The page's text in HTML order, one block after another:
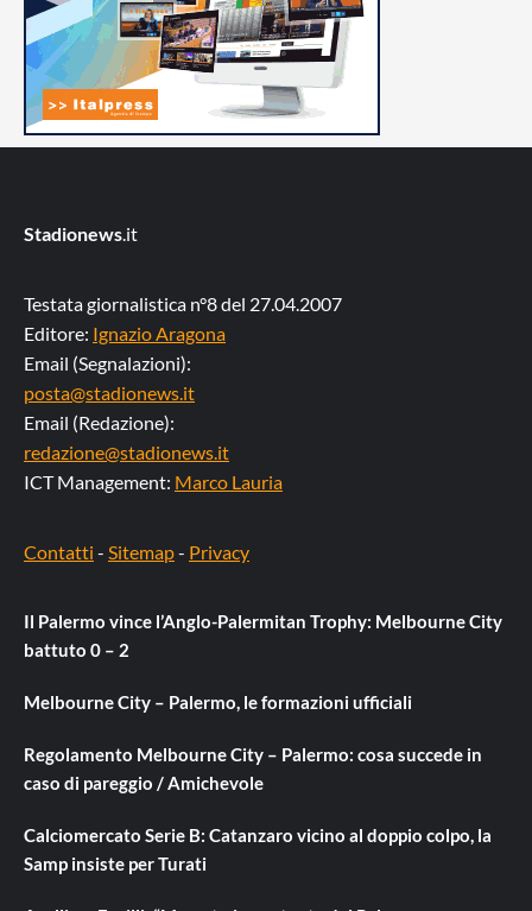
Stadionews.it
Testata giornalistica n°8 del 27.04.2007
Editore: Ignazio Aragona
Email (Segnalazioni):
posta@stadionews.it
Email (Redazione):
redazione@stadionews.it
ICT Management: Marco Lauria
Contatti - Sitemap- Privacy
Il Palermo vince l’Anglo-Palermitan Trophy: Melbourne City
battuto 0 – 2
Melbourne City – Palermo, le formazioni ufficiali
Regolamento Melbourne City – Palermo: cosa succede in
caso di pareggio / Amichevole
Calciomercato Serie B: Catanzaro vicino al doppio colpo, la
Samp insiste per Turati